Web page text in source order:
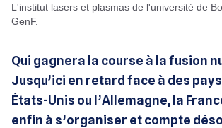
L'institut lasers et plasmas de l'université de Bordeaux / Image :
GenF.
Qui gagnera la course à la fusion
Jusqu’ici en retard face à des
États-Unis ou l’Allemagne, la
enfin à s’organiser et compte